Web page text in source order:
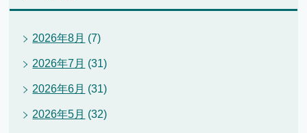
2026年8月 (7)
2026年7月 (31)
2026年6月 (31)
2026年5月 (32)